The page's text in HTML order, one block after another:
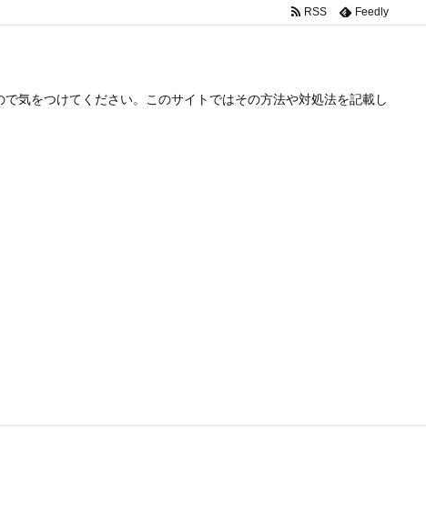
気をつけてください。このサイトではその方法や対処法を記載し
RSS Feedly